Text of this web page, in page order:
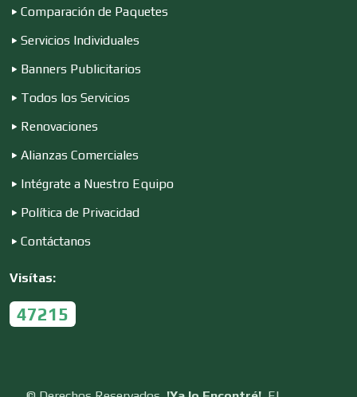
Comparación de Paquetes
Servicios Individuales
Banners Publicitarios
Todos los Servicios
Renovaciones
Alianzas Comerciales
Intégrate a Nuestro Equipo
Política de Privacidad
Contáctanos
Visítas:
47215